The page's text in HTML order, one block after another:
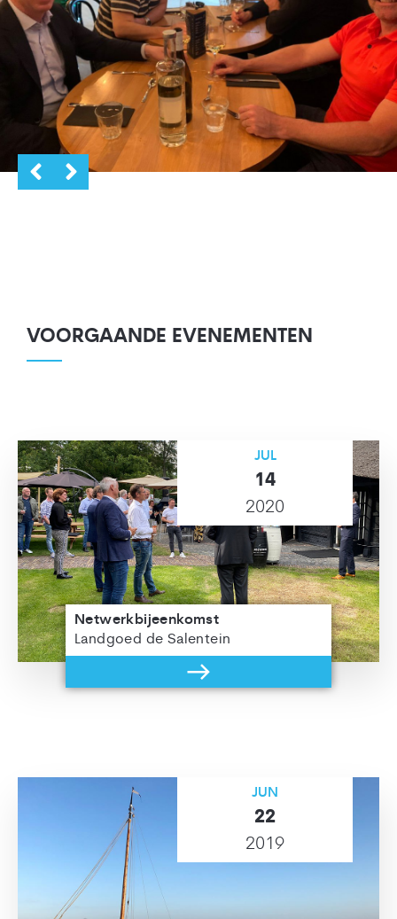
VOORGAANDE EVENEMENTEN
JUL
14
2020
Netwerkbijeenkomst
Landgoed de Salentein
JUN
22
2019